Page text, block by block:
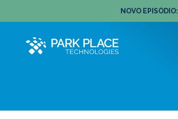
NOVO EPISÓDIO: